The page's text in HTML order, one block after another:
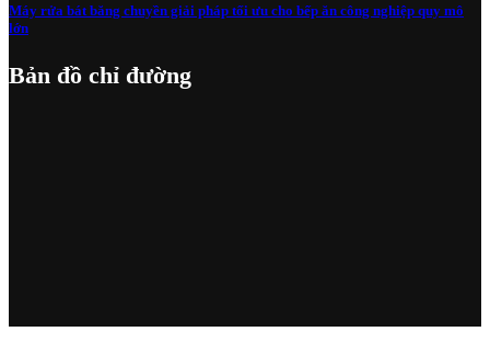
Máy rửa bát băng chuyền giải pháp tối ưu cho bếp ăn công nghiệp quy mô
lớn
Bản đồ chỉ đường